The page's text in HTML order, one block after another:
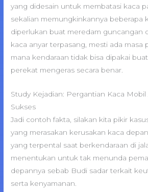
yang didesain untuk membatasi kaca
sekalian memungkinkannya beberapa
diperlukan buat meredam guncangan
kaca anyar terpasang, mesti ada masa
mana kendaraan tidak bisa dipakai
perekat mengeras secara benar.
Study Kejadian: Pergantian Kaca Mobil
Sukses
Jadi contoh fakta, silakan kita pikir
yang merasakan kerusakan kaca
yang terpental saat berkendaraan di
menentukan untuk tak menunda
depannya sebab Budi sadar terkait
serta kenyamanan.